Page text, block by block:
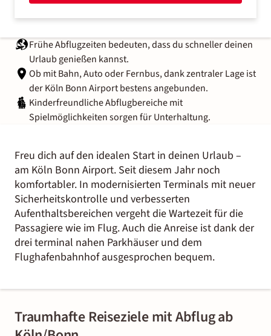
Frühe Abflugzeiten bedeuten, dass du schneller deinen
Urlaub genießen kannst.
Ob mit Bahn, Auto oder Fernbus, dank zentraler Lage ist
der Köln BonnAirportbestens angebunden.
Kinderfreundliche Abflugbereiche mit
Spielmöglichkeiten sorgen für Unterhaltung.
Freu dich auf den idealen Start in deinen Urlaub –
am Köln Bonn Airport. Seit diesem Jahr noch
komfortabler. In modernisierten Terminals mit neuer
Sicherheitskontrolle und verbesserten
Aufenthaltsbereichen vergeht die Wartezeit für die
Passagiere wie im Flug. Auch die Anreise ist dank der
drei terminal nahen Parkhäuser und dem
Flughafenbahnhof ausgesprochen bequem.
Traumhafte Reiseziele mit Abflug ab